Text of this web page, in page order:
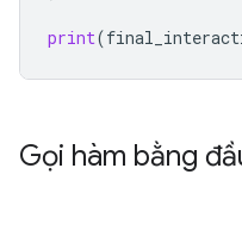
print(
Gọi hàm bằng